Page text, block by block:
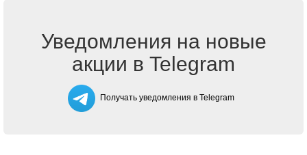
Уведомления на новые
акции в Telegram
Получать уведомления в Telegram